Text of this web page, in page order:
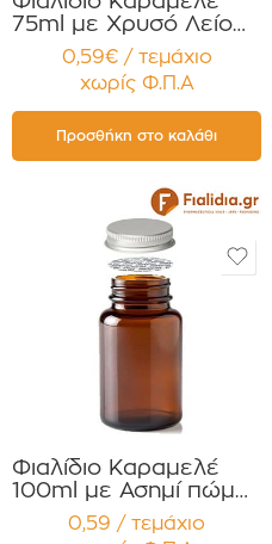
75ml με Χρυσό Λείο
πώμα για Χάπια ,
Βιταμίνες
Συμπληρώματα
Διατροφής
Συσκευασία 12
τεμαχίων
0,59€ / τεμάχιο
χωρίς Φ.Π.Α
Προσθήκη στο καλάθι
Φιαλίδιο Καραμελέ
100ml με Ασημί πώμα
Αλουμ. για Χάπια
,Βιταμίνες
0,59 / τεμάχιο